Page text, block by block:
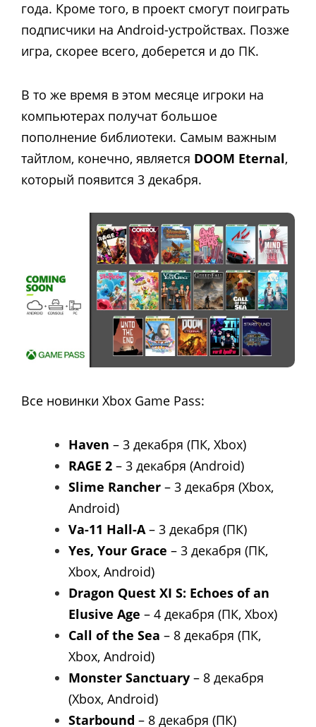
года. Кроме того, в проект смогут поиграть
подписчики на Android-устройствах. Позже
игра, скорее всего, доберется и до ПК.
В то же время в этом месяце игроки на
компьютерах получат большое
пополнение библиотеки. Самым важным
тайтлом, конечно, является DOOM Eternal,
который появится 3 декабря.
Все новинки Xbox Game Pass:
Haven – 3 декабря (ПК, Xbox)
RAGE 2 – 3 декабря (Android)
Slime Rancher – 3 декабря (Xbox,
Android)
Va-11 Hall-A– 3 декабря (ПК)
Yes, Your Grace – 3 декабря (ПК,
Xbox, Android)
Dragon Quest XI S: Echoes of an
Elusive Age – 4 декабря (ПК, Xbox)
Call of the Sea – 8 декабря (ПК,
Xbox, Android)
Monster Sanctuary – 8 декабря
(Xbox, Android)
Starbound – 8 декабря (ПК)